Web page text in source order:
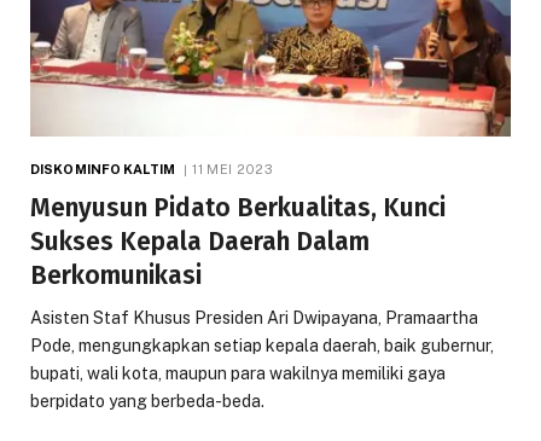
DISKOMINFO KALTIM 11 MEI 2023
Menyusun Pidato Berkualitas, Kunci
Sukses Kepala Daerah Dalam
Berkomunikasi
Asisten Staf Khusus Presiden Ari Dwipayana, Pramaartha
Pode, mengungkapkan setiap kepala daerah, baik gubernur,
bupati, wali kota, maupun para wakilnya memiliki gaya
berpidato yang berbeda-beda.